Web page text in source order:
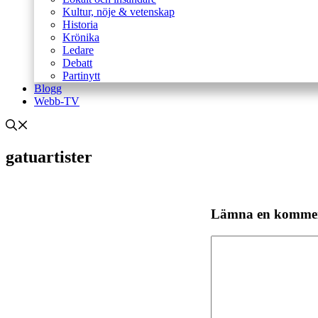
Kultur, nöje & vetenskap
Historia
Krönika
Ledare
Debatt
Partinytt
Blogg
Webb-TV
gatuartister
Lämna en